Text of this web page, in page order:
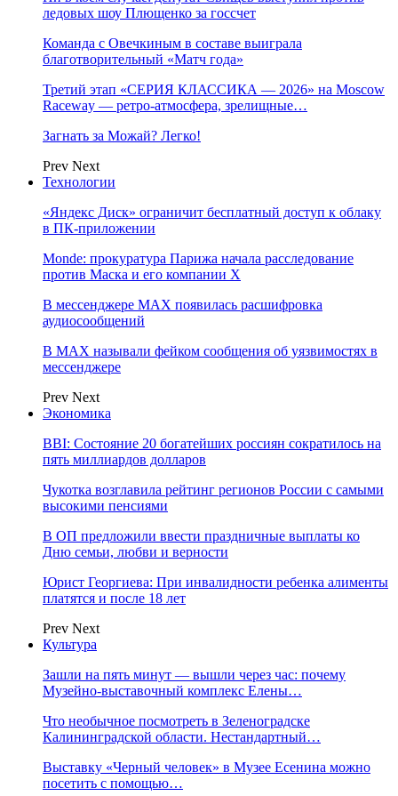
ледовых шоу Плющенко за госсчет
Команда с Овечкиным в составе выиграла
благотворительный «Матч года»
Третий этап «СЕРИЯ КЛАССИКА — 2026» на Moscow
Raceway — ретро‑атмосфера, зрелищные…
Загнать за Можай? Легко!
Prev Next
Технологии
«Яндекс Диск» ограничит бесплатный доступ к облаку
в ПК-приложении
Monde: прокуратура Парижа начала расследование
против Маска и его компании X
В мессенджере MAX появилась расшифровка
аудиосообщений
В МAX называли фейком сообщения об уязвимостях в
мессенджере
Prev Next
Экономика
BBI: Состояние 20 богатейших россиян сократилось на
пять миллиардов долларов
Чукотка возглавила рейтинг регионов России с самыми
высокими пенсиями
В ОП предложили ввести праздничные выплаты ко
Дню семьи, любви и верности
Юрист Георгиева: При инвалидности ребенка алименты
платятся и после 18 лет
Prev Next
Культура
Зашли на пять минут — вышли через час: почему
Музейно-выставочный комплекс Елены…
Что необычное посмотреть в Зеленоградске
Калининградской области. Нестандартный…
Выставку «Черный человек» в Музее Есенина можно
посетить с помощью…